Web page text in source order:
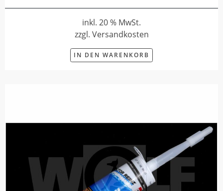
inkl. 20 % MwSt.
zzgl. Versandkosten
IN DEN WARENKORB